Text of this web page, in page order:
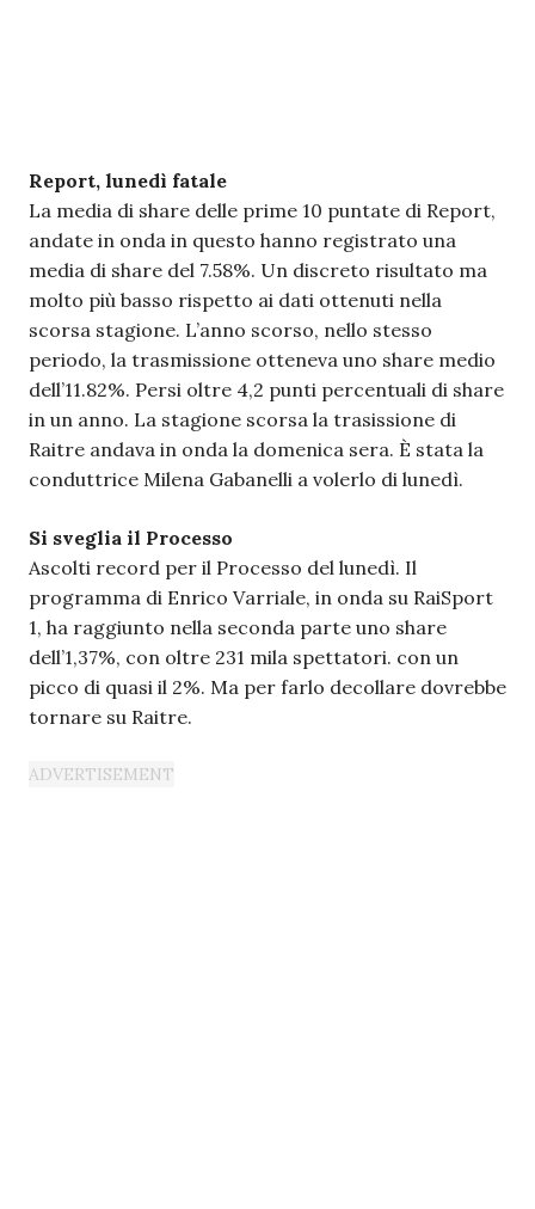
Report, lunedì fatale
La media di share delle prime 10 puntate di Report,
andate in onda in questo hanno registrato una
media di share del 7.58%. Un discreto risultato ma
molto più basso rispetto ai dati ottenuti nella
scorsa stagione. L’anno scorso, nello stesso
periodo, la trasmissione otteneva uno share medio
dell’11.82%. Persi oltre 4,2 punti percentuali di share
in un anno. La stagione scorsa la trasissione di
Raitre andava in onda la domenica sera. È stata la
conduttrice Milena Gabanelli a volerlo di lunedì.
Si sveglia il Processo
Ascolti record per il Processo del lunedì. Il
programma di Enrico Varriale, in onda su RaiSport
1, ha raggiunto nella seconda parte uno share
dell’1,37%, con oltre 231 mila spettatori. con un
picco di quasi il 2%. Ma per farlo decollare dovrebbe
tornare su Raitre.